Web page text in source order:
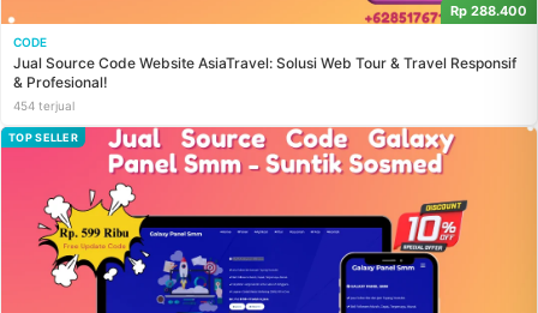
Rp 288.400
CODE
Jual Source Code Website AsiaTravel: Solusi Web Tour & Travel Responsif
& Profesional!
454 terjual
TOP SELLER